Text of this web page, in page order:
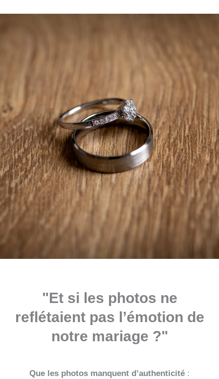
"Et si les photos ne
reflétaient pas l’émotion de
notre mariage ?"
Que les photos manquent d’authenticité :